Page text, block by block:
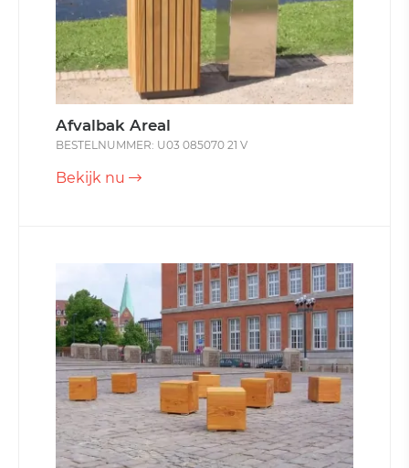
Afvalbak Areal
BESTELNUMMER: U03 085070 21 V
Bekijk nu